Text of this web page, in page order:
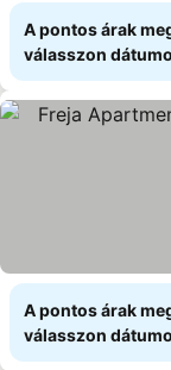
A pontos árak
válasszon
A pontos árak
válasszon